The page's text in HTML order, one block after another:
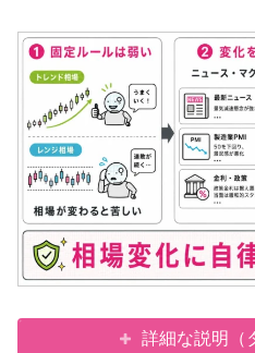
詳細な説明（